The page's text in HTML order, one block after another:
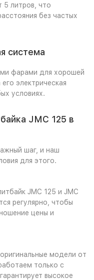
5 литров, что
без частых
система
фарами для хорошей
электрическая
условиях.
JMC 125 в
шаг, и наш
для этого.
JMC 125 и JMC
регулярно, чтобы
цены и
модели от
только с
высокое